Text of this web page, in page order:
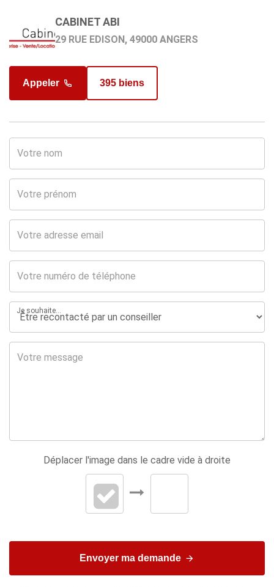
GHAFOURYAN ALEXANDRE
en charge du bien
Appeler 190 biens
CABINET ABI
29 RUE EDISON, 49000 ANGERS
Appeler 395 biens
Je souhaite...
Déplacer l'image dans le cadre vide à droite
Envoyer ma demande